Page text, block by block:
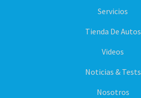
Servicios
Tienda De Autos
Videos
Noticias & Tests
Nosotros